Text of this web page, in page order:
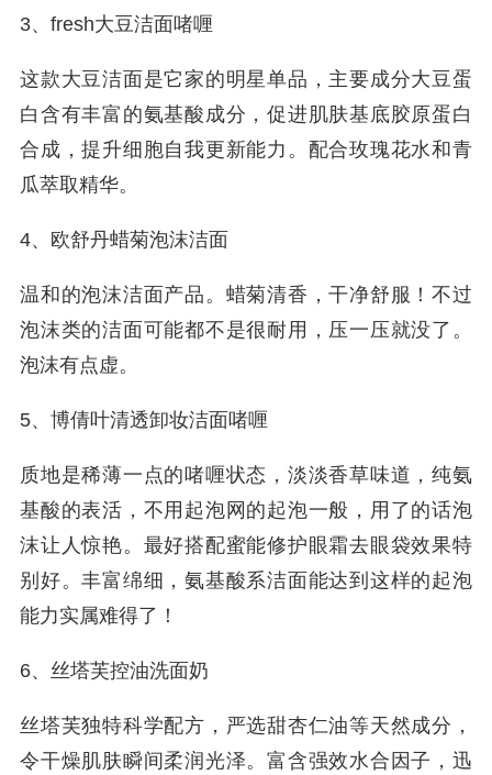
3、fresh大豆洁面啫喱
这款大豆洁面是它家的明星单品，主要成分大豆蛋
白含有丰富的氨基酸成分，促进肌肤基底胶原蛋白
合成，提升细胞自我更新能力。配合玫瑰花水和青
瓜萃取精华。
4、欧舒丹蜡菊泡沫洁面
温和的泡沫洁面产品。蜡菊清香，干净舒服！不过
泡沫类的洁面可能都不是很耐用，压一压就没了。
泡沫有点虚。
5、博倩叶清透卸妆洁面啫喱
质地是稀薄一点的啫喱状态，淡淡香草味道，纯氨
基酸的表活，不用起泡网的起泡一般，用了的话泡
沫让人惊艳。最好搭配蜜能修护眼霜去眼袋效果特
别好。丰富绵细，氨基酸系洁面能达到这样的起泡
能力实属难得了！
6、丝塔芙控油洗面奶
丝塔芙独特科学配方，严选甜杏仁油等天然成分，
令干燥肌肤瞬间柔润光泽。富含强效水合因子，迅